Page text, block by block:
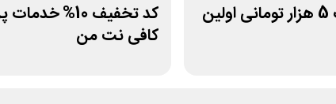
کد تخفیف 5 هزار تومانی اولین
کد تخفیف 10%
کافی نت من